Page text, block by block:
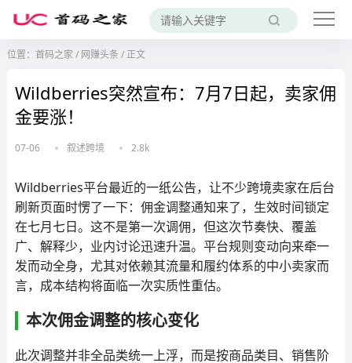
位置： 首码之家 / 网赚头条 /正文
Wildberries突然宣布：7月7日起，卖家佣
金要涨！
07-06 叙述跨境 2.8k
Wildberries平台最近的一纸公告，让不少跨境卖家在后台
刷新页面时愣了一下：佣金调整通知来了，生效时间锁定
在七月七日。这不是第一次调佣，但这次节奏快、覆盖
广、解释少，业内讨论迅速升温。平台规则变动向来牵一
发而动全身，尤其对依赖其流量和履约体系的中小卖家而
言，成本结构将面临一次实质性重估。
本次佣金调整的核心变化
此次调整并非全品类统一上浮，而是按商品类目、销售阶